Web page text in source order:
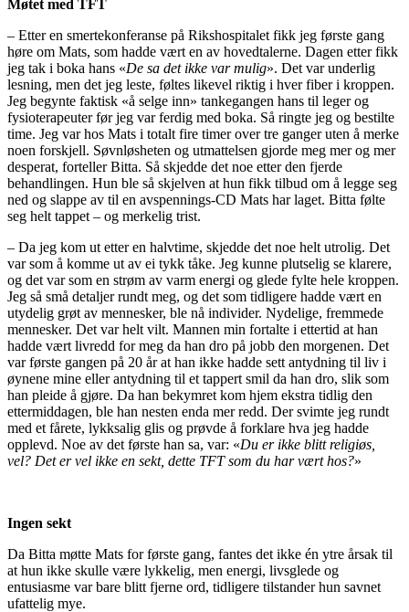
Møtet med TFT
– Etter en smertekonferanse på Rikshospitalet fikk jeg første gang
høre om Mats, som hadde vært en av hovedtalerne. Dagen etter fikk
jeg tak i boka hans «De sa det ikke var mulig». Det var underlig
lesning, men det jeg leste, føltes likevel riktig i hver fiber i kroppen.
Jeg begynte faktisk «å selge inn» tankegangen hans til leger og
fysioterapeuter før jeg var ferdig med boka. Så ringte jeg og bestilte
time. Jeg var hos Mats i totalt fire timer over tre ganger uten å merke
noen forskjell. Søvnløsheten og utmattelsen gjorde meg mer og mer
desperat, forteller Bitta. Så skjedde det noe etter den fjerde
behandlingen. Hun ble så skjelven at hun fikk tilbud om å legge seg
ned og slappe av til en avspennings-CD Mats har laget. Bitta følte
seg helt tappet – og merkelig trist.
– Da jeg kom ut etter en halvtime, skjedde det noe helt utrolig. Det
var som å komme ut av ei tykk tåke. Jeg kunne plutselig se klarere,
og det var som en strøm av varm energi og glede fylte hele kroppen.
Jeg så små detaljer rundt meg, og det som tidligere hadde vært en
utydelig grøt av mennesker, ble nå individer. Nydelige, fremmede
mennesker. Det var helt vilt. Mannen min fortalte i ettertid at han
hadde vært livredd for meg da han dro på jobb den morgenen. Det
var første gangen på 20 år at han ikke hadde sett antydning til liv i
øynene mine eller antydning til et tappert smil da han dro, slik som
han pleide å gjøre. Da han bekymret kom hjem ekstra tidlig den
ettermiddagen, ble han nesten enda mer redd. Der svimte jeg rundt
med et fårete, lykksalig glis og prøvde å forklare hva jeg hadde
opplevd. Noe av det første han sa, var: «Du er ikke blitt religiøs,
vel? Det er vel ikke en sekt, dette TFT som du har vært hos?»
Ingen sekt
Da Bitta møtte Mats for første gang, fantes det ikke én ytre årsak til
at hun ikke skulle være lykkelig, men energi, livsglede og
entusiasme var bare blitt fjerne ord, tidligere tilstander hun savnet
ufattelig mye.